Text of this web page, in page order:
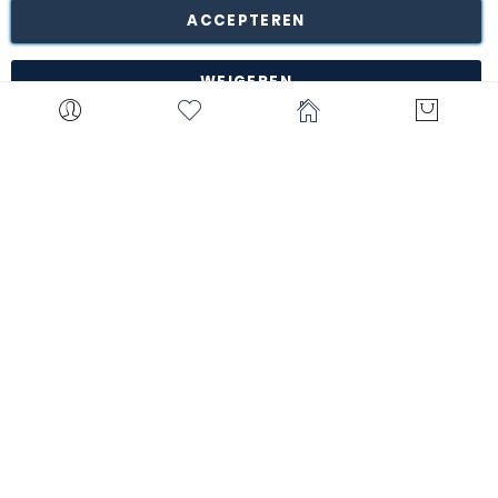
naar ons magazijn te Turnhout (België).
*met uitzondering van bepaalde producten zoals
ACCEPTEREN
WEIGEREN